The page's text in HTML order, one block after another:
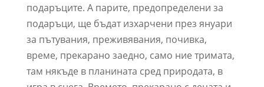
подаръците. А парите, предопределени за
подаръци, ще бъдат изхарчени през януари
за пътувания, преживявания, почивка,
време, прекарано заедно, само ние тримата,
там някъде в планината сред природата, в